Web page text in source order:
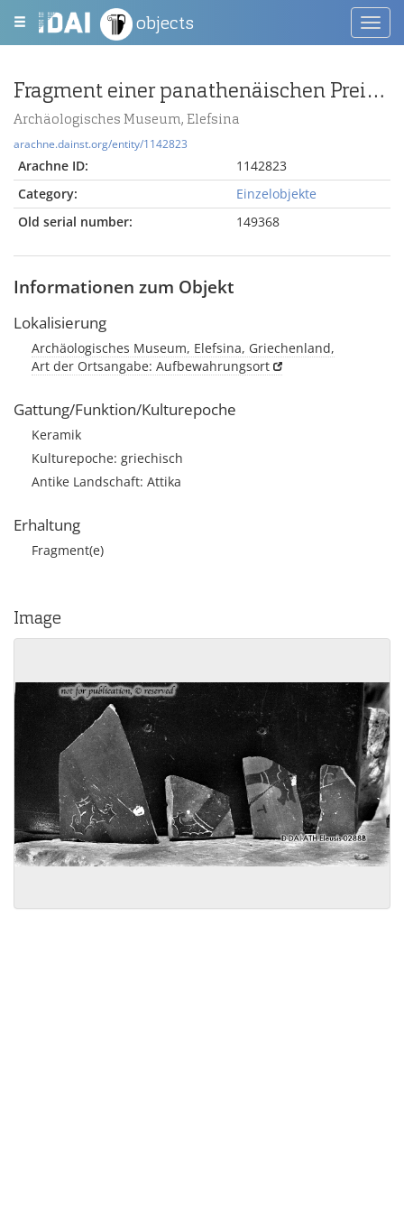
objects
Fragment einer panathenäischen Preisamphore mit Säule und Akanthusblatt
Archäologisches Museum, Elefsina
arachne.dainst.org/entity/1142823
Arachne ID:
1142823
Category:
Einzelobjekte
Old serial number:
149368
Informationen zum Objekt
Lokalisierung
Archäologisches Museum, Elefsina, Griechenland,
Art der Ortsangabe: Aufbewahrungsort
Gattung/Funktion/Kulturepoche
Keramik
Kulturepoche: griechisch
Antike Landschaft: Attika
Erhaltung
Fragment(e)
Image